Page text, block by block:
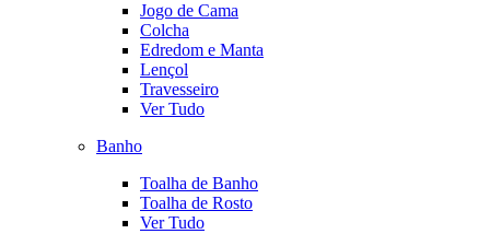
Jogo de Cama
Colcha
Edredom e Manta
Lençol
Travesseiro
Ver Tudo
Banho
Toalha de Banho
Toalha de Rosto
Ver Tudo